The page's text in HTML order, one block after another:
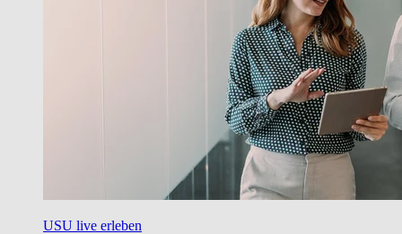
USU live erleben